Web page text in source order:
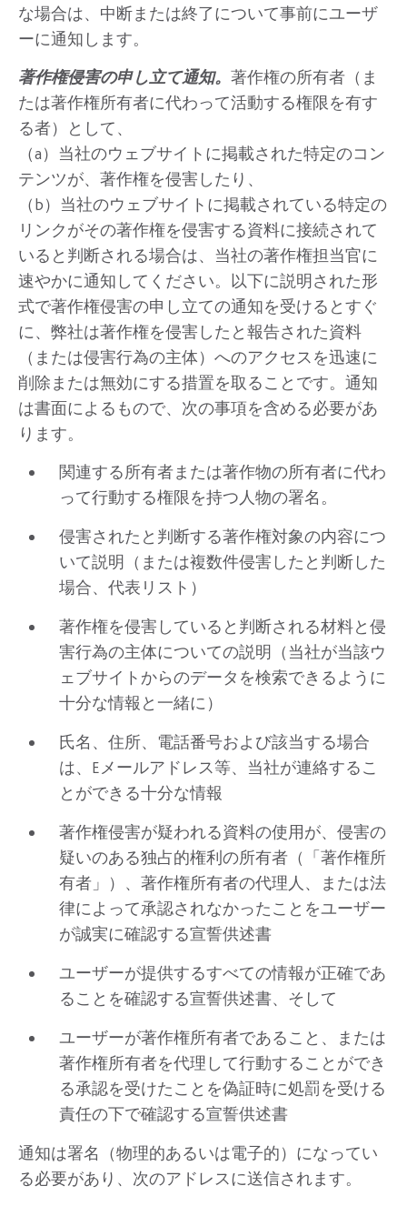
な場合は、中断または終了について事前にユーザ
ーに通知します。
著作権侵害の申し立て通知。 著作権の所有者（ま
たは著作権所有者に代わって活動する権限を有す
る者）として、
（a）当社のウェブサイトに掲載された特定のコン
テンツが、著作権を侵害したり、
（b）当社のウェブサイトに掲載されている特定の
リンクがその著作権を侵害する資料に接続されて
いると判断される場合は、当社の著作権担当官に
速やかに通知してください。以下に説明された形
式で著作権侵害の申し立ての通知を受けるとすぐ
に、弊社は著作権を侵害したと報告された資料
（または侵害行為の主体）へのアクセスを迅速に
削除または無効にする措置を取ることです。通知
は書面によるもので、次の事項を含める必要があ
ります。
関連する所有者または著作物の所有者に代わ
って行動する権限を持つ人物の署名。
侵害されたと判断する著作権対象の内容につ
いて説明（または複数件侵害したと判断した
場合、代表リスト）
著作権を侵害していると判断される材料と侵
害行為の主体についての説明（当社が当該ウ
ェブサイトからのデータを検索できるように
十分な情報と一緒に）
氏名、住所、電話番号および該当する場合
は、Eメールアドレス等、当社が連絡するこ
とができる十分な情報
著作権侵害が疑われる資料の使用が、侵害の
疑いのある独占的権利の所有者（「著作権所
有者」）、著作権所有者の代理人、または法
律によって承認されなかったことをユーザー
が誠実に確認する宣誓供述書
ユーザーが提供するすべての情報が正確であ
ることを確認する宣誓供述書、そして
ユーザーが著作権所有者であること、または
著作権所有者を代理して行動することができ
る承認を受けたことを偽証時に処罰を受ける
責任の下で確認する宣誓供述書
通知は署名（物理的あるいは電子的）になってい
る必要があり、次のアドレスに送信されます。